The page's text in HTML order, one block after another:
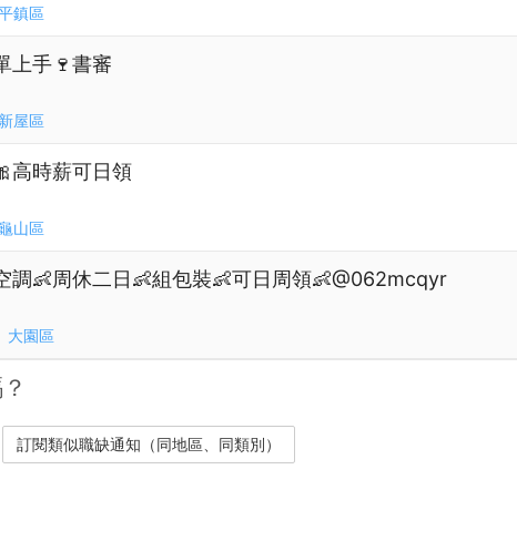
鎮區
上手🍷書審
新屋區
高時薪可日領
山區
調👶周休二日👶組包裝👶可日周領👶@062mcqyr
大園區